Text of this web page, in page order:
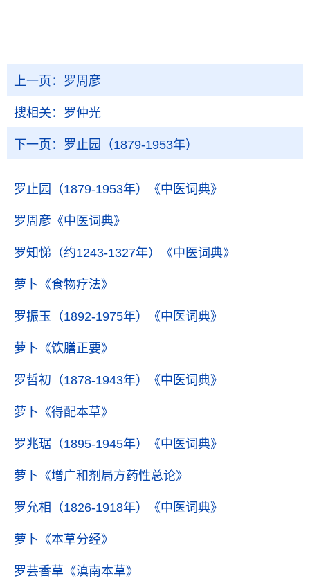
上一页： 罗周彦
搜相关： 罗仲光
下一页： 罗止园（1879-1953年）
罗止园（1879-1953年） 《中医词典》
罗周彦 《中医词典》
罗知悌（约1243-1327年） 《中医词典》
萝卜 《食物疗法》
罗振玉（1892-1975年） 《中医词典》
萝卜 《饮膳正要》
罗哲初（1878-1943年） 《中医词典》
萝卜 《得配本草》
罗兆琚（1895-1945年） 《中医词典》
萝卜 《增广和剂局方药性总论》
罗允相（1826-1918年） 《中医词典》
萝卜 《本草分经》
罗芸香草 《滇南本草》